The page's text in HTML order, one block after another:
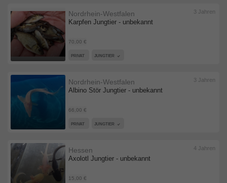
Karpfen Jungtier - unbekannt
Nordrhein-Westfalen
70,00 €
3 Jahren
PRIVAT JUNGTIER
Albino Stör Jungtier - unbekannt
Nordrhein-Westfalen
66,00 €
3 Jahren
PRIVAT JUNGTIER
Axolotl Jungtier - unbekannt
Hessen
15,00 €
4 Jahren